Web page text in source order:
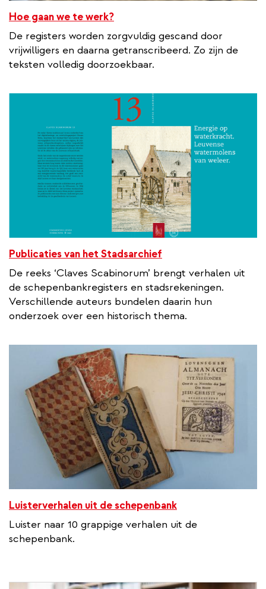
Hoe gaan we te werk?
De registers worden zorgvuldig gescand door
vrijwilligers en daarna getranscribeerd. Zo zijn de
teksten volledig doorzoekbaar.
Publicaties van het Stadsarchief
De reeks ‘Claves Scabinorum’ brengt verhalen uit
de schepenbankregisters en stadsrekeningen.
Verschillende auteurs bundelen daarin hun
onderzoek over een historisch thema.
Luisterverhalen uit de schepenbank
Luister naar 10 grappige verhalen uit de
schepenbank.